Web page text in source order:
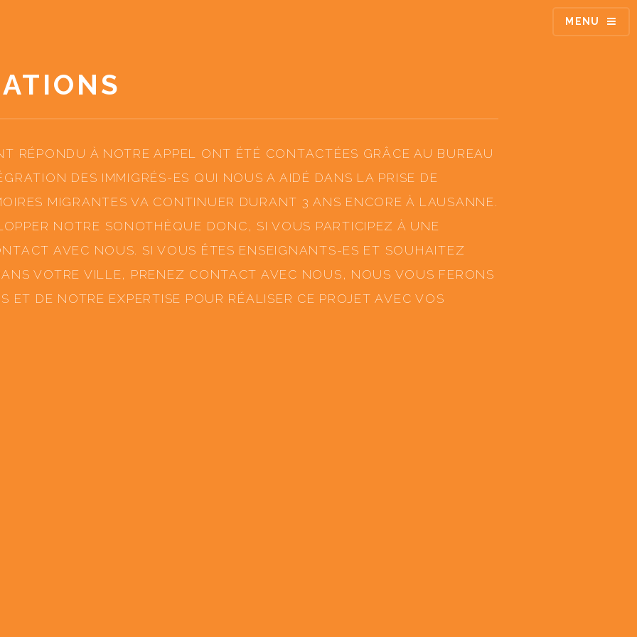
MENU
RÉPONDU À NOTRE APPEL ONT ÉTÉ CONTACTÉES GRÂCE AU BUREAU
DES IMMIGRÉS-ES QUI NOUS A AIDÉ DANS LA PRISE DE
MIGRANTES VA CONTINUER DURANT 3 ANS ENCORE À LAUSANNE.
NOTRE SONOTHÈQUE DONC, SI VOUS PARTICIPEZ À UNE
AVEC NOUS. SI VOUS ÊTES ENSEIGNANTS-ES ET SOUHAITEZ
VOTRE VILLE, PRENEZ CONTACT AVEC NOUS, NOUS VOUS FERONS
ET DE NOTRE EXPERTISE POUR RÉALISER CE PROJET AVEC VOS